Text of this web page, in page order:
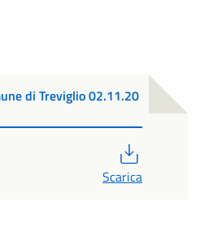
di Treviglio 02.11.20
Scarica